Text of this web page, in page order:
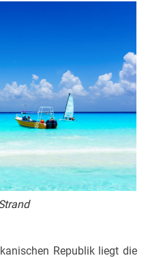
Republik liegt die